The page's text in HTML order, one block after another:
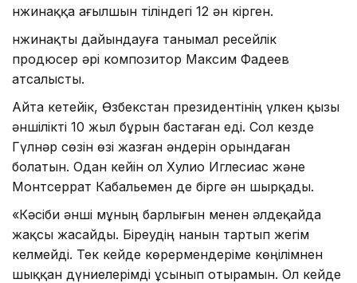
Әнжинаққа ағылшын тіліндегі 12 ән кірген.
Әнжинақты дайындауға танымал ресейлік
продюсер әрі композитор Максим Фадеев
атсалысты.
Айта кетейік, Өзбекстан президентінің үлкен қызы
әншілікті 10 жыл бұрын бастаған еді. Сол кезде
Гүлнәр сөзін өзі жазған әндерін орындаған
болатын. Одан кейін ол Хулио Иглесиас және
Монтсеррат Кабальемен де бірге ән шырқады.
«Кәсіби әнші мұның барлығын менен әлдеқайда
жақсы жасайды. Біреудің нанын тартып жегім
келмейді. Тек кейде көрермендеріме көңілімнен
шыққан дүниелерімді ұсынып отырамын. Ол кейде